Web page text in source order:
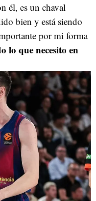
él, es un chaval
bien y está siendo
por mi forma
lo que necesito en